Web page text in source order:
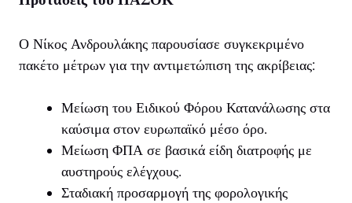
Ο Νίκος Ανδρουλάκης παρουσίασε συγκεκριμένο
πακέτο μέτρων για την αντιμετώπιση της ακρίβειας:
Μείωση του Ειδικού Φόρου Κατανάλωσης στα
καύσιμα στον ευρωπαϊκό μέσο όρο.
Μείωση ΦΠΑ σε βασικά είδη διατροφής με
αυστηρούς ελέγχους.
Σταδιακή προσαρμογή της φορολογικής